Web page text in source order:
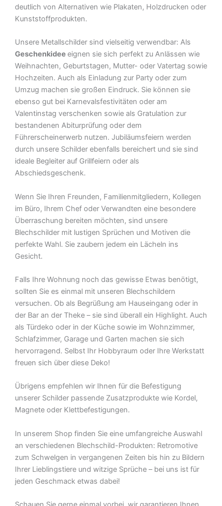
deutlich von Alternativen wie Plakaten, Holzdrucken oder
Kunststoffprodukten.
Unsere Metallschilder sind vielseitig verwendbar: Als
Geschenkidee eignen sie sich perfekt zu Anlässen wie
Weihnachten, Geburtstagen, Mutter- oder Vatertag sowie
Hochzeiten. Auch als Einladung zur Party oder zum
Umzug machen sie großen Eindruck. Sie können sie
ebenso gut bei Karnevalsfestivitäten oder am
Valentinstag verschenken sowie als Gratulation zur
bestandenen Abiturprüfung oder dem
Führerscheinerwerb nutzen. Jubiläumsfeiern werden
durch unsere Schilder ebenfalls bereichert und sie sind
ideale Begleiter auf Grillfeiern oder als
Abschiedsgeschenk.
Wenn Sie Ihren Freunden, Familienmitgliedern, Kollegen
im Büro, Ihrem Chef oder Verwandten eine besondere
Überraschung bereiten möchten, sind unsere
Blechschilder mit lustigen Sprüchen und Motiven die
perfekte Wahl. Sie zaubern jedem ein Lächeln ins
Gesicht.
Falls Ihre Wohnung noch das gewisse Etwas benötigt,
sollten Sie es einmal mit unseren Blechschildern
versuchen. Ob als Begrüßung am Hauseingang oder in
der Bar an der Theke – sie sind überall ein Highlight. Auch
als Türdeko oder in der Küche sowie im Wohnzimmer,
Schlafzimmer, Garage und Garten machen sie sich
hervorragend. Selbst Ihr Hobbyraum oder Ihre Werkstatt
freuen sich über diese Deko!
Übrigens empfehlen wir Ihnen für die Befestigung
unserer Schilder passende Zusatzprodukte wie Kordel,
Magnete oder Klettbefestigungen.
In unserem Shop finden Sie eine umfangreiche Auswahl
an verschiedenen Blechschild-Produkten: Retromotive
zum Schwelgen in vergangenen Zeiten bis hin zu Bildern
Ihrer Lieblingstiere und witzige Sprüche – bei uns ist für
jeden Geschmack etwas dabei!